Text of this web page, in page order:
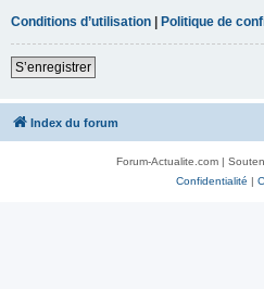
Conditions d’utilisation | Politique de
S’enregistrer
Index du forum
Forum-Actualite.com |
Confidentialité |